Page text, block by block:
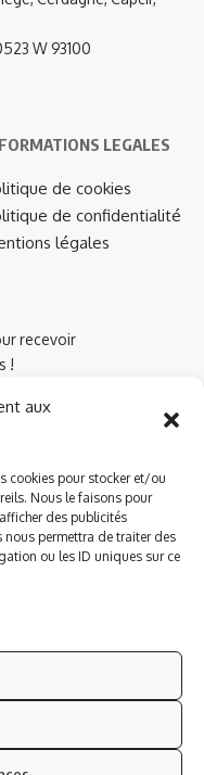
aux
cookies pour stocker et/ou
Nous le faisons pour
des publicités
nous permettra de traiter des
ou les ID uniques sur ce
W 93100
LEGALES
de cookies
de confidentialité
légales
recevoir
!
nous